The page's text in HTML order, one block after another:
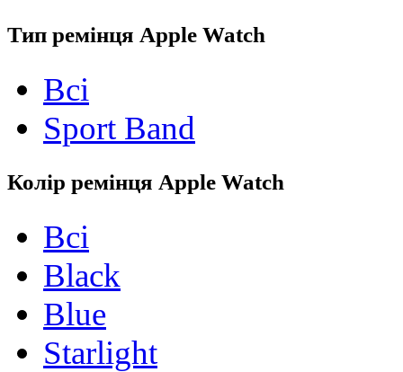
Тип ремінця Apple Watch
Всі
Sport Band
Колір ремінця Apple Watch
Всі
Black
Blue
Starlight